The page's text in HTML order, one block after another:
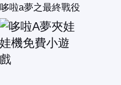
哆啦a夢之最終戰役